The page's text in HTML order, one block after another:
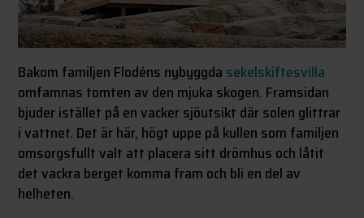
Bakom familjen Flodéns nybyggda sekelskiftesvilla
omfamnas tomten av den mjuka skogen. Framsidan
bjuder istället på en vacker sjöutsikt där solen glittrar
i vattnet. Det är här, högt uppe på kullen som familjen
omsorgsfullt valt att placera sitt drömhus och låtit
det vackra berget komma fram och bli en del av
helheten.